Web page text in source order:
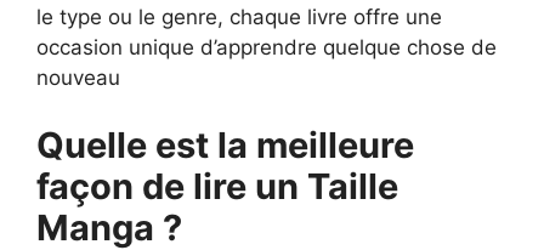
le type ou le genre, chaque livre offre une
occasion unique d’apprendre quelque chose de
nouveau
Quelle est la meilleure
façon de lire un Taille
Manga ?